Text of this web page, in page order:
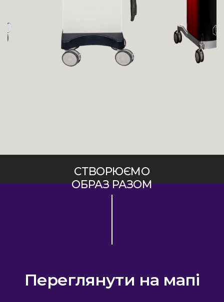
СТВОРЮЄМО
ОБРАЗ РАЗОМ
Переглянути на мапі